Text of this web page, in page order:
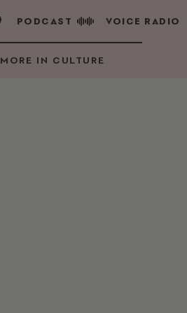
PODCAST VOICE RADIO
MORE IN CULTURE